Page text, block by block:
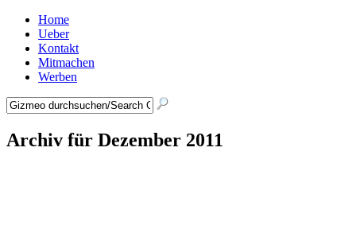
Home
Ueber
Kontakt
Mitmachen
Werben
Archiv für Dezember 2011